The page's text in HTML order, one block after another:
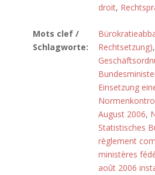
droit,
Mots clef /
Schlagworte:
Rechtsetzung),
Einsetzung
August 2006,
Statistisches
règlement
ministères
août 2006